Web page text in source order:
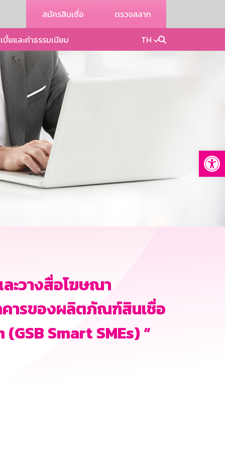
สมัครสินเชื่อ ตรวจสลาก
บี้ยและค่าธรรมเนียม TH
ละวางสื่อโฆษณา
ารของผลิตภัณฑ์สินเชื่อ
Smart SMEs) “